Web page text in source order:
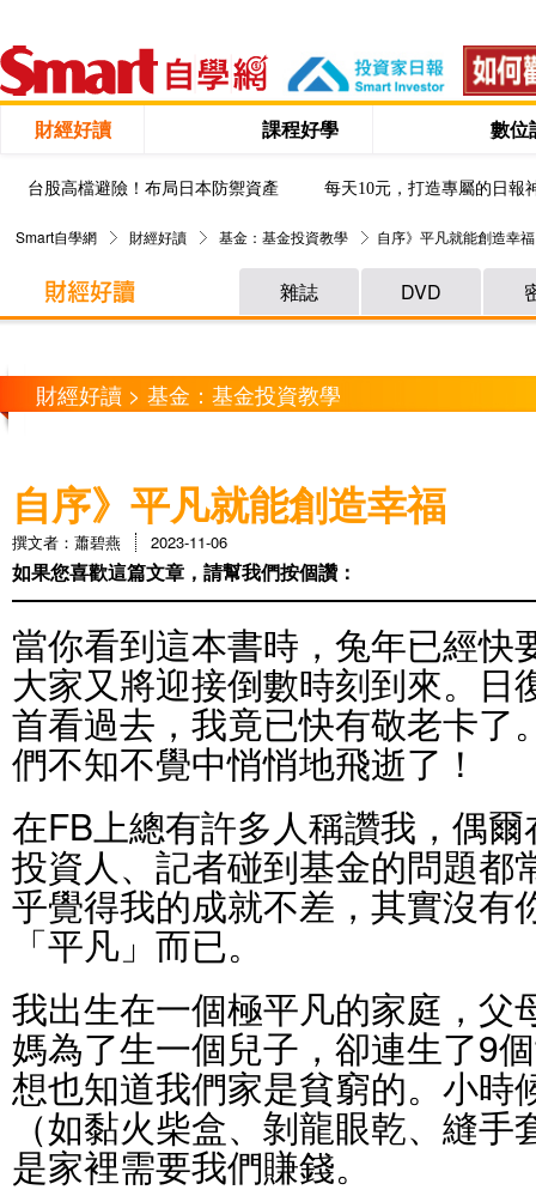
財經好讀 課程好學 數位
台股高檔避險！布局日本防禦資產 每天10元，打造專屬的日報
Smart自學網 財經好讀 基金：基金投資教學 自序》平凡就能創造幸福
雜誌 DVD
財經好讀 > 基金：基金投資教學
自序》平凡就能創造幸福
撰文者：蕭碧燕 2023-11-06
如果您喜歡這篇文章，請幫我們按個讚：
當你看到這本書時，兔年已經快
大家又將迎接倒數時刻到來。日
首看過去，我竟已快有敬老卡了
們不知不覺中悄悄地飛逝了！
在FB上總有許多人稱讚我，偶
投資人、記者碰到基金的問題都
乎覺得我的成就不差，其實沒有
「平凡」而已。
我出生在一個極平凡的家庭，父
媽為了生一個兒子，卻連生了9
想也知道我們家是貧窮的。小時
（如黏火柴盒、剝龍眼乾、縫
是家裡需要我們賺錢。